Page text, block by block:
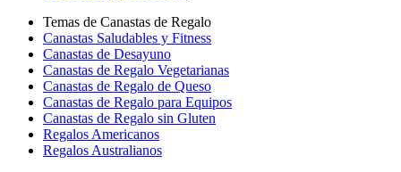
Temas de Canastas de Regalo
Canastas Saludables y Fitness
Canastas de Desayuno
Canastas de Regalo Vegetarianas
Canastas de Regalo de Queso
Canastas de Regalo para Equipos
Canastas de Regalo sin Gluten
Regalos Americanos
Regalos Australianos